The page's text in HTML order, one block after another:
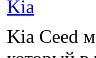
Kia Ceed